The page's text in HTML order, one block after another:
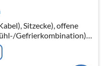
Sitzecke), offene
Gefrierkombination),